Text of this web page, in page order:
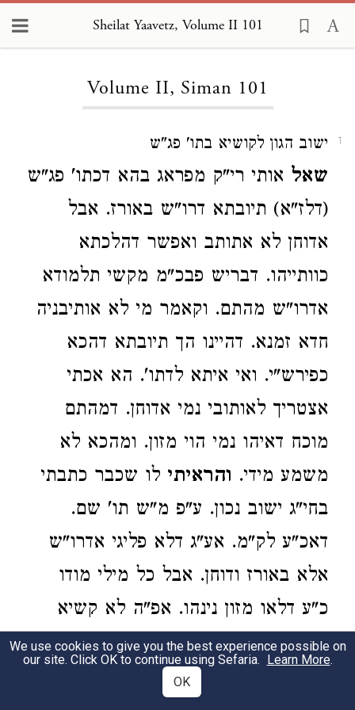
Sheilat Yaavetz, Volume II 101
Volume II, Siman 101
1 ישוב הגון לקושיא בתו' פג"ש
שאל אותי רי"ק מפראג בהא דכתו' פג"ש
(דלז"א) תיובתא דרו"ש באורז. אבל
אדוחן לא אתותב ואפשר דהלכתא
כוותייהו. דבריש פבכ"מ מקשי תלמודא
אדרו"ש מהתם. וקאמר מי לא אותיבניה
חדא זמנא. דהיינו הך תיובתא דהכא
כפירש"י. ואי איתא לדתו'. הא אכתי
אצטריך לאותובי נמי אדוחן. דמהתם
מוכח דאיהו נמי הוי מזון. ומהכא לא
משמע מידי. והראיתי לו שכבר כתבתי
בחי"ג ישוב נכון. ע"פ מ"ש תו' שם.
דאכ"ע לק"מ. אע"ג דלא פליגי אדרו"ש
אלא באורז ודוחן. אבל כל מילי מודו
כ"ע דלאו מזון נינהו. אפ"ה לא קשיא
מהתם. דאיכא למימר כל מיני מזון הווי.
אלא דלא קבעי אינשי סעודתא עלייהו.
We use cookies to give you the best experience possible on
our site. Click OK to continue using Sefaria. Learn More.
OK